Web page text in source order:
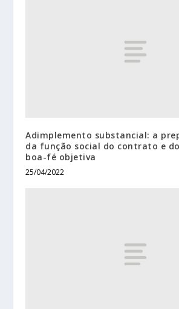
Adimplemento substancial: a
da função social do contrato e
boa-fé objetiva
25/04/2022